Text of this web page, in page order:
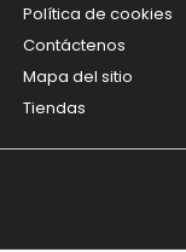
Política de cookies
Contáctenos
Mapa del sitio
Tiendas